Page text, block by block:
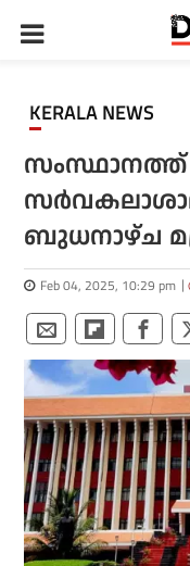
KERALA NEWS
സംസ്ഥാനത്ത്
ബുധനാഴ്ച
Feb 04, 2025, 10:29 pm